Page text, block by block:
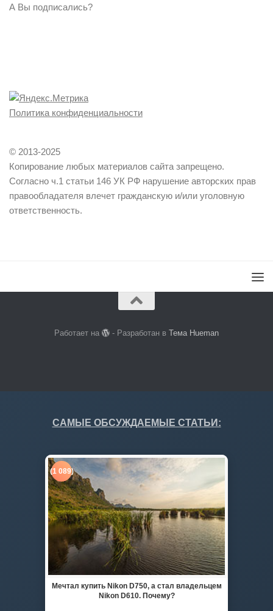
А Вы подписались?
Политика конфиденциальности
© 2013-2025
Копирование любых материалов сайта запрещено.
Согласно ч.1 статьи 146 УК РФ нарушение авторских прав
правообладателя влечет гражданскую и/или уголовную
ответственность.
Работает на - Разработан вТема Hueman
САМЫЕ ОБСУЖДАЕМЫЕ СТАТЬИ:
(1 089)
Мечтал купить Nikon D750, а стал владельцем
Nikon D610. Почему?